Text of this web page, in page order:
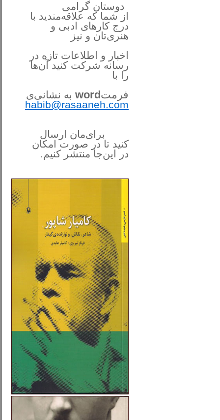
دوستان گرامی
از شما که علاقه‌مندید با
درج کارهای‌ ادبی و
هنری‌تان و نیز
اخبار و اطلاعات تازه در
رسانه شرکت کنید آن‌ها
را با
فرمتword به نشانی‌ی
habib@rasaaneh.com
برای‌مان ارسال
کنید تا در صورت امکان
در این‌جامنتشر کنیم.